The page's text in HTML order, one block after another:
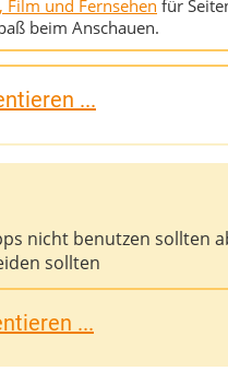
und Fernsehen für
beim Anschauen.
...
nicht benutzen sollten
sollten
...